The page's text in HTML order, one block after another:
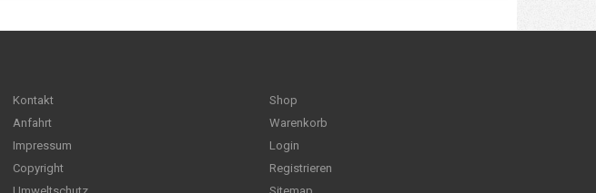
Kontakt
Anfahrt
Impressum
Copyright
Shop
Warenkorb
Login
Registrieren